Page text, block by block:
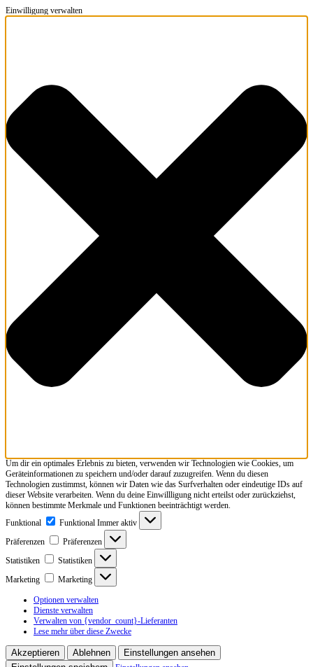
Einwilligung verwalten
Um dir ein optimales Erlebnis zu bieten, verwenden wir Technologien wie Cookies, um
Geräteinformationen zu speichern und/oder darauf zuzugreifen. Wenn du diesen
Technologien zustimmst, können wir Daten wie das Surfverhalten oder eindeutige IDs auf
dieser Website verarbeiten. Wenn du deine Einwillligung nicht erteilst oder zurückziehst,
können bestimmte Merkmale und Funktionen beeinträchtigt werden.
Funktional
Funktional Immer aktiv
Präferenzen
Präferenzen
Statistiken
Statistiken
Marketing
Marketing
Optionen verwalten
Dienste verwalten
Verwalten von {vendor_count}-Lieferanten
Lese mehr über diese Zwecke
Akzeptieren Ablehnen
Einstellungen ansehen